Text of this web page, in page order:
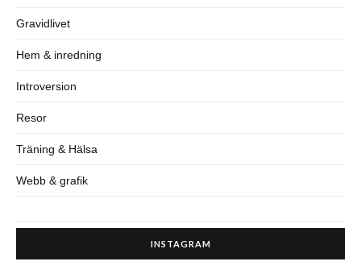
Gravidlivet
Hem & inredning
Introversion
Resor
Träning & Hälsa
Webb & grafik
INSTAGRAM